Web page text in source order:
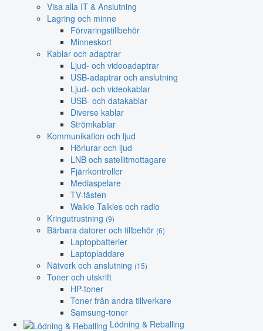
Visa alla IT & Anslutning
Lagring och minne
Förvaringstillbehör
Minneskort
Kablar och adaptrar
Ljud- och videoadaptrar
USB-adaptrar och anslutning
Ljud- och videokablar
USB- och datakablar
Diverse kablar
Strömkablar
Kommunikation och ljud
Hörlurar och ljud
LNB och satellitmottagare
Fjärrkontroller
Mediaspelare
TV-fästen
Walkie Talkies och radio
Kringutrustning (9)
Bärbara datorer och tillbehör (6)
Laptopbatterier
Laptopladdare
Nätverk och anslutning (15)
Toner och utskrift
HP-toner
Toner från andra tillverkare
Samsung-toner
Lödning & Reballing